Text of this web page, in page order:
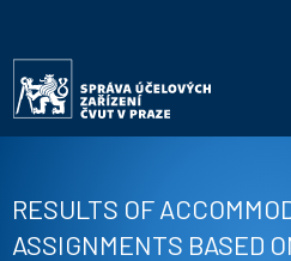
účelových
zařízení
ČVUT
Správa
účelových
zařízení
RESULTS OF
ASSIGNMENTS BASED